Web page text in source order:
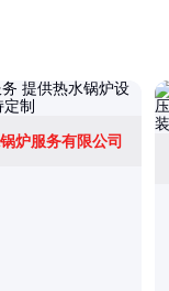
炉服务有限公司